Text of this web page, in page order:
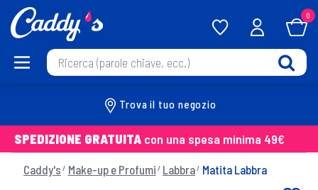
0
Trova il tuo negozio
SPEDIZIONE GRATUITA con una spesa minima 49€
Caddy's Make-up e Profumi Labbra Matita Labbra